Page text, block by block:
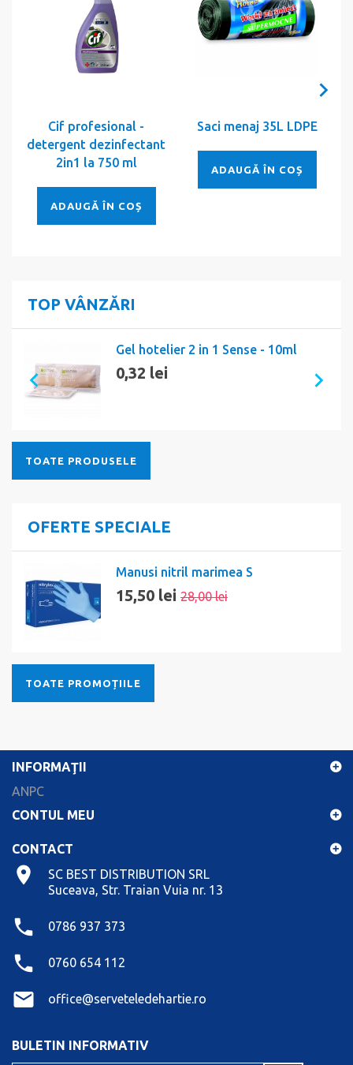
Cif profesional -
detergent dezinfectant
2in1 la 750 ml
ADAUGĂ ÎN COȘ
Saci menaj 35L LDPE
ADAUGĂ ÎN COȘ
TOP VÂNZĂRI
Gel hotelier 2 in 1 Sense - 10ml
0,32 lei
TOATE PRODUSELE
OFERTE SPECIALE
Manusi nitril marimea S
15,50 lei 28,00 lei
TOATE PROMOȚIILE
INFORMAŢII
ANPC
CONTUL MEU
CONTACT
SC BEST DISTRIBUTION SRL
Suceava, Str. Traian Vuia nr. 13
0786 937 373
0760 654 112
office@serveteledehartie.ro
BULETIN INFORMATIV